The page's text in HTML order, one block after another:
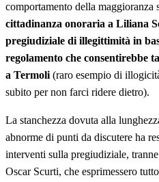
comportamento della maggioranza
cittadinanza onoraria a Liliana
pregiudiziale di illegittimità in
regolamento che consentirebbe
a Termoli (raro esempio di
subito per non farci ridere dietro).
La stanchezza dovuta alla
abnorme di punti da discutere ha
interventi sulla pregiudiziale,
Oscar Scurti, che esprimessero